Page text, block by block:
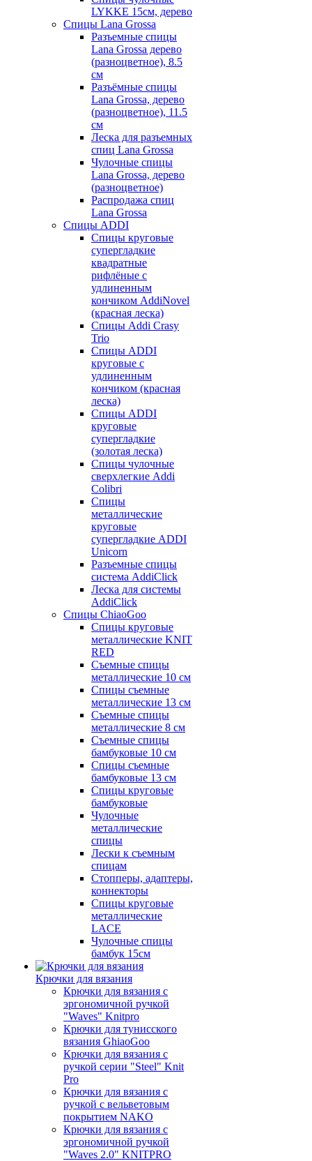
LYKKE 15см, дерево
Спицы Lana Grossa
Разъемные спицы
Lana Grossa дерево
(разноцветное), 8.5
см
Разъёмные спицы
Lana Grossa, дерево
(разноцветное), 11.5
см
Леска для разъемных
спиц Lana Grossa
Чулочные спицы
Lana Grossa, дерево
(разноцветное)
Распродажа спиц
Lana Grossa
Спицы ADDI
Спицы круговые
супергладкие
квадратные
рифлёные с
удлиненным
кончиком AddiNovel
(красная леска)
Спицы Addi Crasy
Trio
Спицы ADDI
круговые с
удлиненным
кончиком (красная
леска)
Спицы ADDI
круговые
супергладкие
(золотая леска)
Спицы чулочные
сверхлегкие Addi
Colibri
Спицы
металлические
круговые
супергладкие ADDI
Unicorn
Разъемные спицы
система AddiClick
Леска для системы
AddiClick
Спицы ChiaoGoo
Спицы круговые
металлические KNIT
RED
Съемные спицы
металлические 10 см
Спицы съемные
металлические 13 см
Съемные спицы
металлические 8 см
Съемные спицы
бамбуковые 10 см
Спицы съемные
бамбуковые 13 см
Спицы круговые
бамбуковые
Чулочные
металлические
спицы
Лески к съемным
спицам
Стопперы, адаптеры,
коннекторы
Спицы круговые
металлические
LACE
Чулочные спицы
бамбук 15см
Крючки для вязания
Крючки для вязания с
эргономичной ручкой
"Waves" Knitpro
Крючки для тунисского
вязания GhiaoGoo
Крючки для вязания с
ручкой серии "Steel" Knit
Pro
Крючки для вязания с
ручкой с вельветовым
покрытием NAKO
Крючки для вязания с
эргономичной ручкой
"Waves 2.0" KNITPRO